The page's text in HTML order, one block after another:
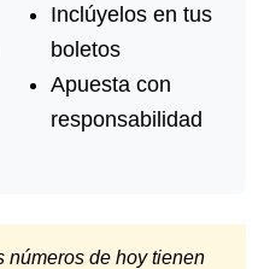
Inclúyelos en tus
boletos
Apuesta con
responsabilidad
números de hoy tienen